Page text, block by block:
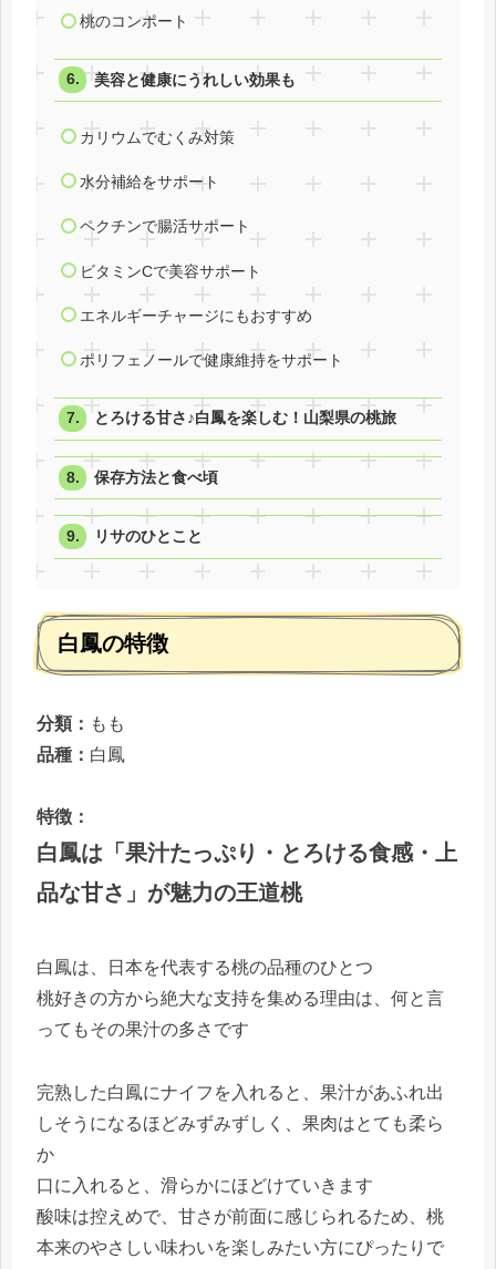
桃のコンポート
美容と健康にうれしい効果も
カリウムでむくみ対策
水分補給をサポート
ペクチンで腸活サポート
ビタミンCで美容サポート
エネルギーチャージにもおすすめ
ポリフェノールで健康維持をサポート
とろける甘さ♪白鳳を楽しむ！山梨県の桃旅
保存方法と食べ頃
リサのひとこと
白鳳の特徴
分類： もも
品種： 白鳳
特徴：
白鳳は「果汁たっぷり・とろける食感・上
品な甘さ」が魅力の王道桃
白鳳は、日本を代表する桃の品種のひとつ
桃好きの方から絶大な支持を集める理由は、何と言
ってもその果汁の多さです
完熟した白鳳にナイフを入れると、果汁があふれ出
しそうになるほどみずみずしく、果肉はとても柔ら
か
口に入れると、滑らかにほどけていきます
酸味は控えめで、甘さが前面に感じられるため、桃
本来のやさしい味わいを楽しみたい方にぴったりで